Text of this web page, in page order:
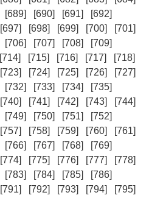
[689] [690] [691]
[692]
[697] [698] [699] [700]
[701]
[706] [707] [708]
[709]
[714] [715] [716] [717]
[718]
[723] [724] [725] [726]
[727]
[732] [733] [734]
[735]
[740] [741] [742] [743]
[744]
[749] [750] [751]
[752]
[757] [758] [759] [760]
[761]
[766] [767] [768]
[769]
[774] [775] [776] [777]
[778]
[783] [784] [785]
[786]
[791] [792] [793] [794]
[795]